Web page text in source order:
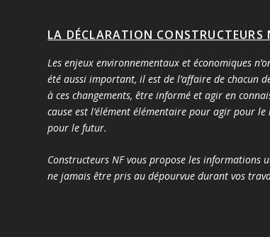
LA DÉCLARATION CONSTRUCTEURS
Les enjeux environnementaux et économiques
été aussi important, il est de l’affaire de chacun
à ces changements, être informé et agir en
cause est l’élément élémentaire pour agir pour
pour le futur.
Constructeurs NF vous propose les informations
ne jamais être pris au dépourvue durant vos